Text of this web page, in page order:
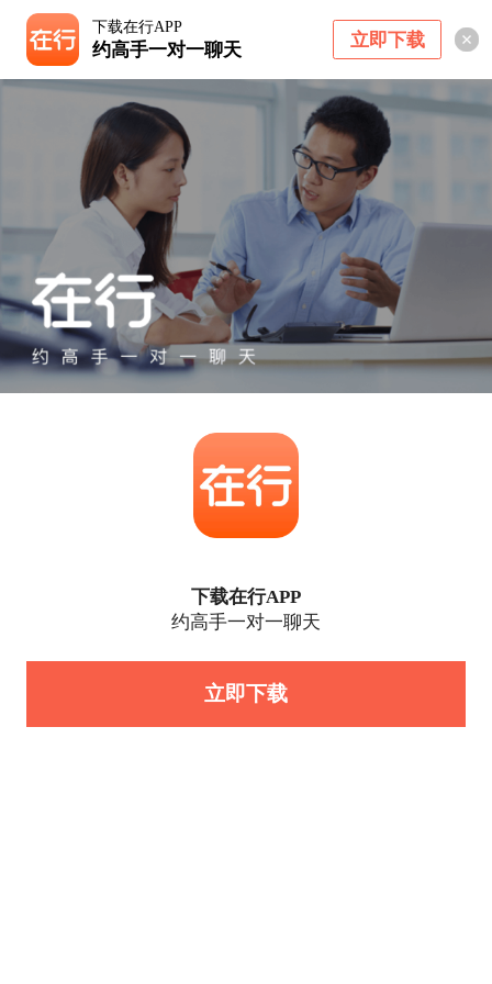
下载在行APP
约高手一对一聊天 立即下载
下载在行APP
约高手一对一聊天
立即下载